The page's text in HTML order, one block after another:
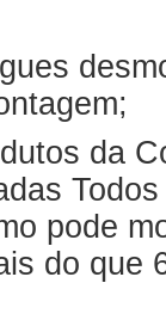
da
pode
do que